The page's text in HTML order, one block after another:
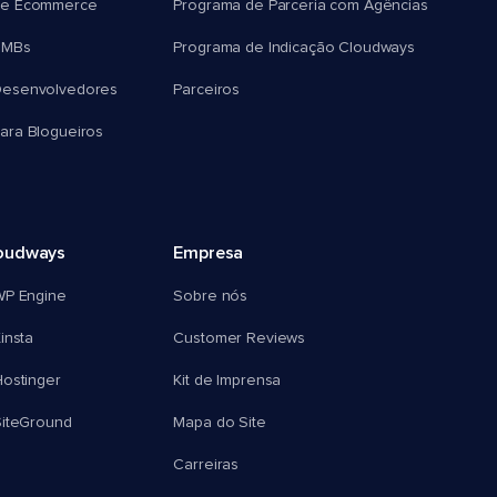
Ecommerce
Blogueiros
Programa de Parceria com Agências
Programa de Indicação Cloudways
Parceiros
Engine
Empresa
Sobre nós
Customer Reviews
Kit de Imprensa
Mapa do Site
Carreiras